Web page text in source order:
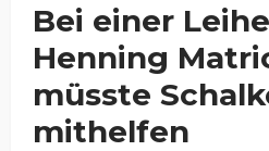
Bei einer
Henning
müsste
mithelfen